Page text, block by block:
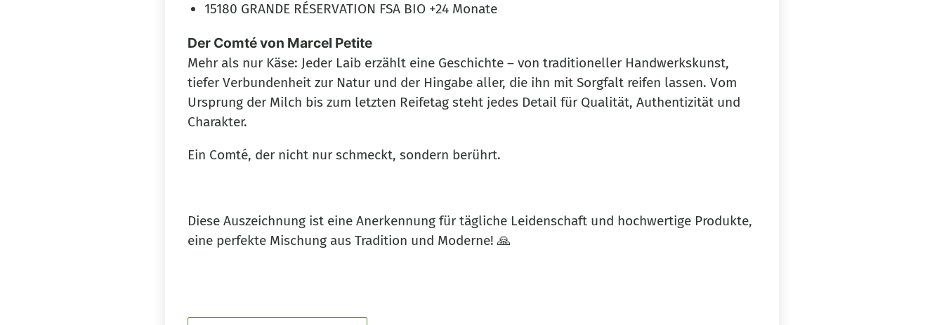
15180 GRANDE RÉSERVATION FSA BIO +24 Monate
Der Comté von Marcel Petite
Mehr als nur Käse: Jeder Laib erzählt eine Geschichte – von traditioneller Handwerkskunst,
tiefer Verbundenheit zur Natur und der Hingabe aller, die ihn mit Sorgfalt reifen lassen. Vom
Ursprung der Milch bis zum letzten Reifetag steht jedes Detail für Qualität, Authentizität und
Charakter.
Ein Comté, der nicht nur schmeckt, sondern berührt.
Diese Auszeichnung ist eine Anerkennung für tägliche Leidenschaft und hochwertige Produkte,
eine perfekte Mischung aus Tradition und Moderne! 🙏